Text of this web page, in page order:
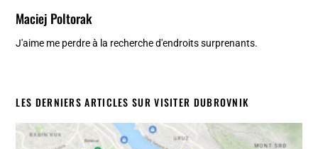
Maciej Poltorak
J'aime me perdre à la recherche d'endroits surprenants.
LES DERNIERS ARTICLES SUR VISITER DUBROVNIK